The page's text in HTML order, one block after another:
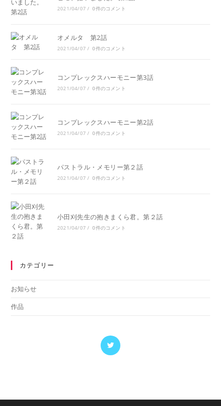
2021/04/07 / 0件のコメント
オメルタ 第2話
2021/04/07 / 0件のコメント
コンプレックスハーモニー第3話
2021/04/07 / 0件のコメント
コンプレックスハーモニー第2話
2021/04/07 / 0件のコメント
パストラル・メモリー第２話
2021/04/07 / 0件のコメント
小田刈先生の抱きまくら君。第２話
2021/04/07 / 0件のコメント
カテゴリー
お知らせ
作品
新
で